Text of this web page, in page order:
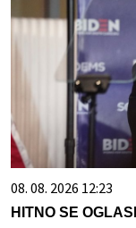
08. 08. 2026 12:23
HITNO SE